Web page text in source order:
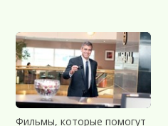
Фильмы, которые помогут